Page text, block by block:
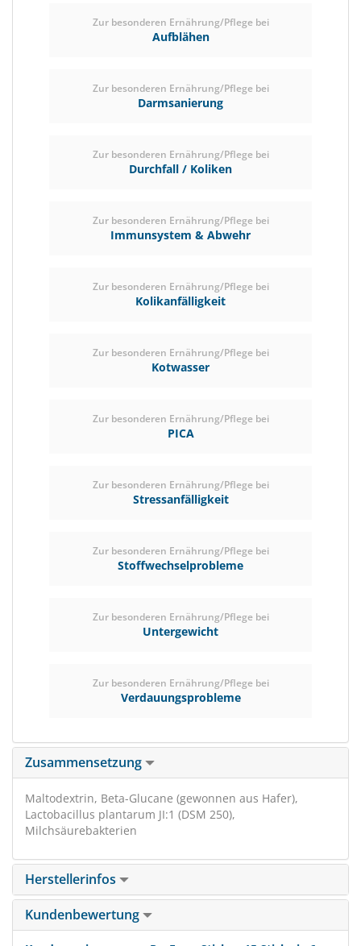
Zur besonderen Ernährung/Pflege bei
Aufblähen
Zur besonderen Ernährung/Pflege bei
Darmsanierung
Zur besonderen Ernährung/Pflege bei
Durchfall / Koliken
Zur besonderen Ernährung/Pflege bei
Immunsystem & Abwehr
Zur besonderen Ernährung/Pflege bei
Kolikanfälligkeit
Zur besonderen Ernährung/Pflege bei
Kotwasser
Zur besonderen Ernährung/Pflege bei
PICA
Zur besonderen Ernährung/Pflege bei
Stressanfälligkeit
Zur besonderen Ernährung/Pflege bei
Stoffwechselprobleme
Zur besonderen Ernährung/Pflege bei
Untergewicht
Zur besonderen Ernährung/Pflege bei
Verdauungsprobleme
Zusammensetzung
Maltodextrin, Beta-Glucane (gewonnen aus Hafer),
Lactobacillus plantarum JI:1 (DSM 250),
Milchsäurebakterien
Herstellerinfos
Kundenbewertung